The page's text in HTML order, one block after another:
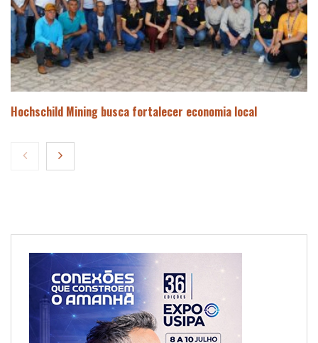
Hochschild Mining busca fortalecer economia local